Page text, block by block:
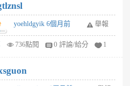
yoehldgyik 6個月前 舉報
736點閱 0 評論/給分 1